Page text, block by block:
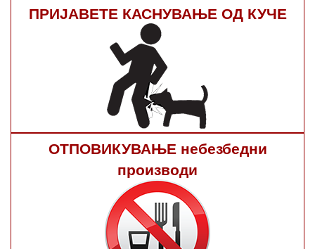
ПРИЈАВЕТЕ КАСНУВАЊЕ ОД КУЧЕ
ОТПОВИКУВАЊЕ небезбедни
производи